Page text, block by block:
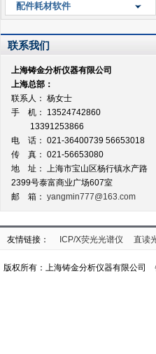
配件耗材软件
联系我们
上海铸金分析仪器有限公司
上海总部：
联系人： 杨女士
手 机： 13524742860
13391253866
电 话： 021-36400739 56653018
传 真： 021-56653080
地 址： 上海市宝山区杨行镇水产路
2399号泰富商业广场607室
邮 箱： yangmin777@163.com
友情链接： ICP/X荧光光谱仪 直读
版权所有：上海铸金分析仪器有限公司